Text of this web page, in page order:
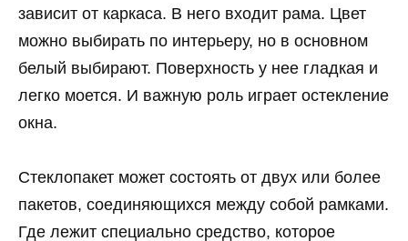
зависит от каркаса. В него входит рама. Цвет
можно выбирать по интерьеру, но в основном
белый выбирают. Поверхность у нее гладкая и
легко моется. И важную роль играет остекление
окна.
Стеклопакет может состоять от двух или более
пакетов, соединяющихся между собой рамками.
Где лежит специально средство, которое